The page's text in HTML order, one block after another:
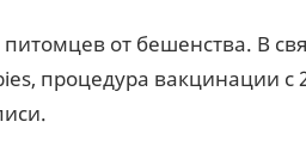
от бешенства. В
процедура вакцинации с